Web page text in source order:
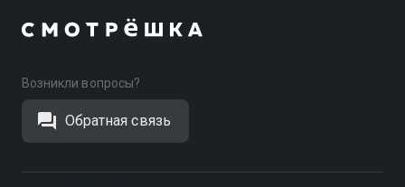
Возникли вопросы?
Обратная связь